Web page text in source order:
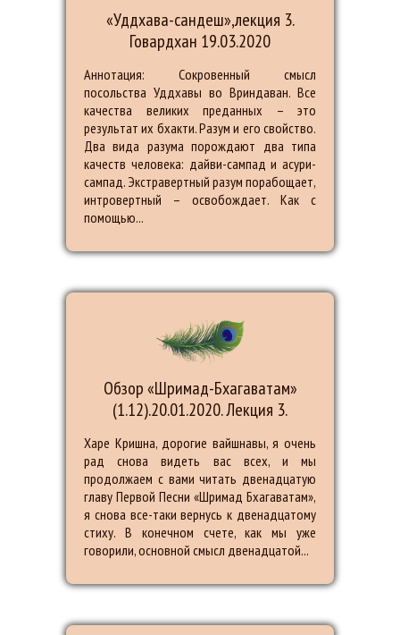
«Уддхава-сандеш»,лекция 3.
Говардхан 19.03.2020
Аннотация: Сокровенный смысл
посольства Уддхавы во Вриндаван. Все
качества великих преданных – это
результат их бхакти. Разум и его свойство.
Два вида разума порождают два типа
качеств человека: дайви-сампад и асури-
сампад. Экстравертный разум порабощает,
интровертный – освобождает. Как с
помощью...
Обзор «Шримад-Бхагаватам»
(1.12).20.01.2020. Лекция 3.
Харе Кришна, дорогие вайшнавы, я очень
рад снова видеть вас всех, и мы
продолжаем с вами читать двенадцатую
главу Первой Песни «Шримад Бхагаватам»,
я снова все-таки вернусь к двенадцатому
стиху. В конечном счете, как мы уже
говорили, основной смысл двенадцатой...